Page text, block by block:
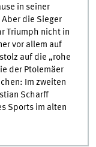
in seiner
die Sieger
Triumph nicht in
vor allem auf
auf die „rohe
der Ptolemäer
Im zweiten
Scharff
Sports im alten